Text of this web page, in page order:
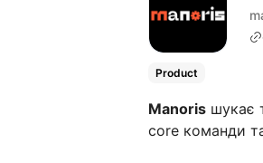
Product
Manoris шукає
core команди